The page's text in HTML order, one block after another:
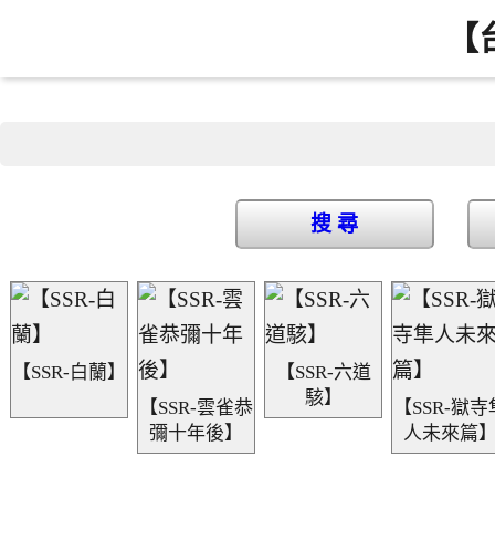
搜 尋
【SSR-白蘭】
【SSR-雲雀恭
彌十年後】
【SSR-六道
駭】
【SSR-獄寺
人未來篇